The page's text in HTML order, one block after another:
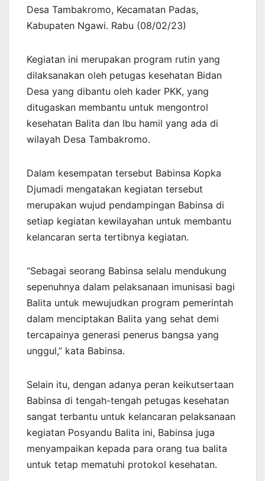
Desa Tambakromo, Kecamatan Padas,
Kabupaten Ngawi. Rabu (08/02/23)
Kegiatan ini merupakan program rutin yang
dilaksanakan oleh petugas kesehatan Bidan
Desa yang dibantu oleh kader PKK, yang
ditugaskan membantu untuk mengontrol
kesehatan Balita dan Ibu hamil yang ada di
wilayah Desa Tambakromo.
Dalam kesempatan tersebut Babinsa Kopka
Djumadi mengatakan kegiatan tersebut
merupakan wujud pendampingan Babinsa di
setiap kegiatan kewilayahan untuk membantu
kelancaran serta tertibnya kegiatan.
“Sebagai seorang Babinsa selalu mendukung
sepenuhnya dalam pelaksanaan imunisasi bagi
Balita untuk mewujudkan program pemerintah
dalam menciptakan Balita yang sehat demi
tercapainya generasi penerus bangsa yang
unggul,” kata Babinsa.
Selain itu, dengan adanya peran keikutsertaan
Babinsa di tengah-tengah petugas kesehatan
sangat terbantu untuk kelancaran pelaksanaan
kegiatan Posyandu Balita ini, Babinsa juga
menyampaikan kepada para orang tua balita
untuk tetap mematuhi protokol kesehatan.